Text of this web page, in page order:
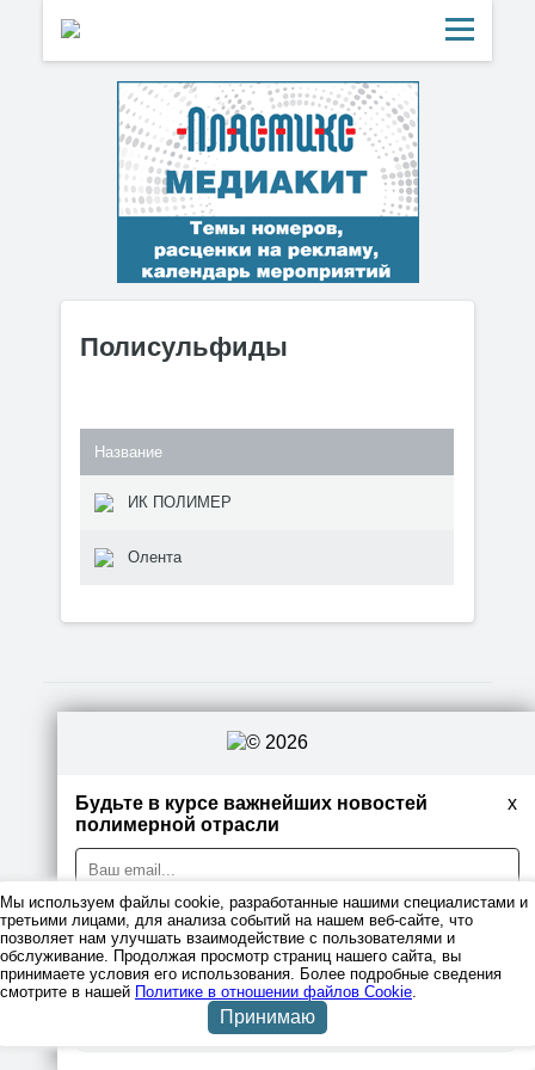
Полисульфиды
Название
ИК ПОЛИМЕР
Олента
x
Будьте в курсе важнейших новостей
полимерной отрасли
Я даю согласие на обработку персональных данных
Подписаться
© 2026
Правовая информация
Политика
конфиденциальности
Мы используем файлы cookie, разработанные нашими специалистами и
третьими лицами, для анализа событий на нашем веб-сайте, что
позволяет нам улучшать взаимодействие с пользователями и
обслуживание. Продолжая просмотр страниц нашего сайта, вы
принимаете условия его использования. Более подробные сведения
смотрите в нашей Политике в отношении файлов Cookie.
Принимаю